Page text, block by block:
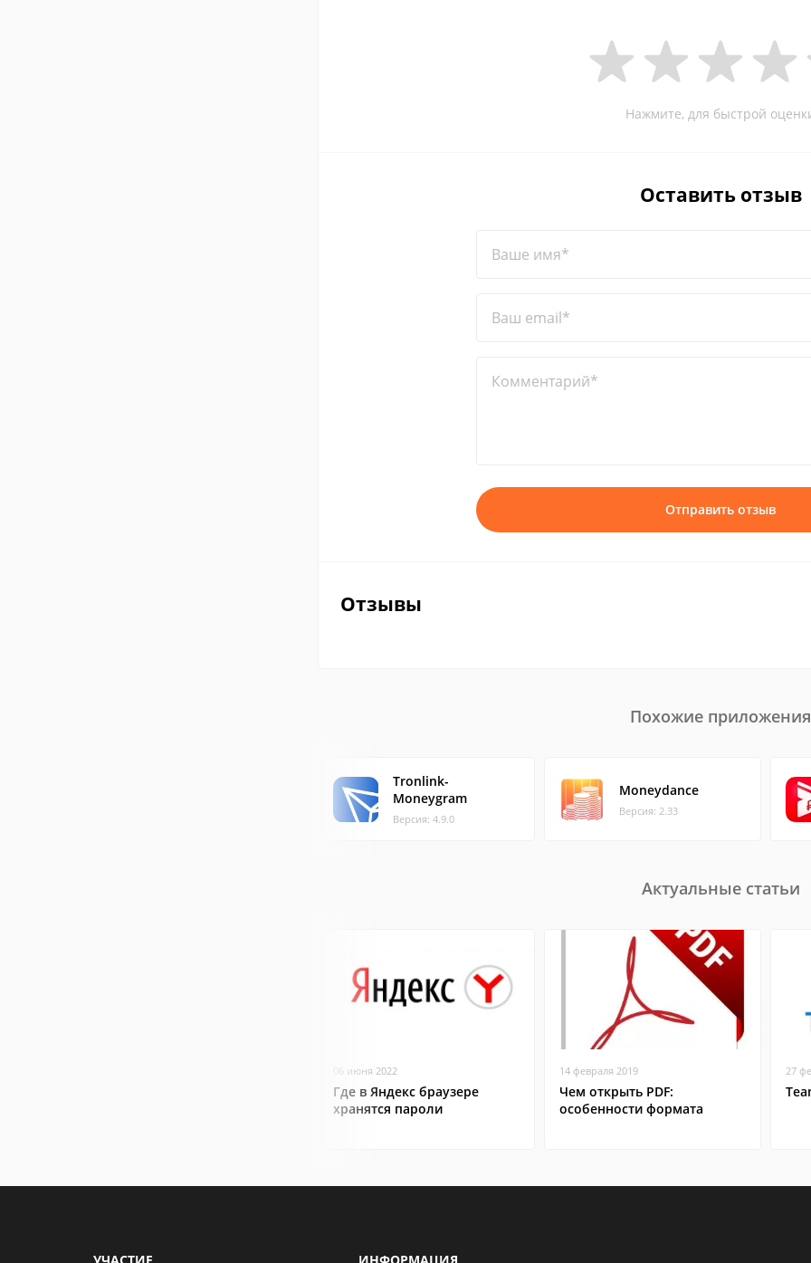
Нажмите, для быстрой
Оставить отзыв
Ваше имя*
Ваш email*
Комментарий*
Отправить отзыв
Отзывы
Похожие приложения
Tronlink-
Moneygram
Версия: 4.9.0
Moneydance
Версия: 2.33
Актуальные статьи
06 июня 2022
Где в Яндекс браузере
хранятся пароли
14 февраля 2019
Чем открыть PDF:
особенности формата
27